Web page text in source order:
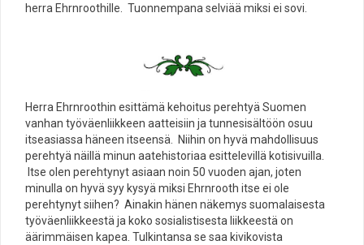
herra Ehrnroothille. Tuonnempana selviää miksi ei sovi.
Herra Ehrnroothin esittämä kehoitus perehtyä Suomen
vanhan työväenliikkeen aatteisiin ja tunnesisältöön osuu
itseasiassa häneen itseensä. Niihin on hyvä mahdollisuus
perehtyä näillä minun aatehistoriaa esittelevillä kotisivuilla.
Itse olen perehtynyt asiaan noin 50 vuoden ajan, joten
minulla on hyvä syy kysyä miksi Ehrnrooth itse ei ole
perehtynyt siihen? Ainakin hänen näkemys suomalaisesta
työväenliikkeestä ja koko sosialistisesta liikkeestä on
äärimmäisen kapea. Tulkintansa se saa kivikovista